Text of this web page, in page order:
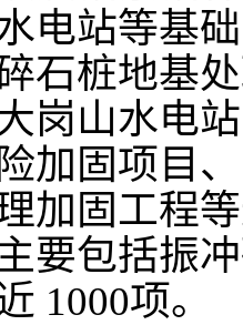
电站等基
石桩地基
岗山水电
加固项目
加固工程
要包括振
1000项。